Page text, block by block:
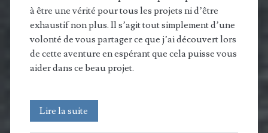
à être une vérité pour tous les projets ni d’être
exhaustif non plus. Il s’agit tout simplement d’une
volonté de vous partager ce que j’ai découvert lors
de cette aventure en espérant que cela puisse vous
aider dans ce beau projet.
Lire la suite